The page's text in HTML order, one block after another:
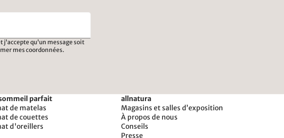
j'accepte qu'un message soit
mes coordonnées.
parfait
de matelas
de couettes
d'oreillers
allnatura
Magasins et salles d’exposition
À propos de nous
Conseils
Presse